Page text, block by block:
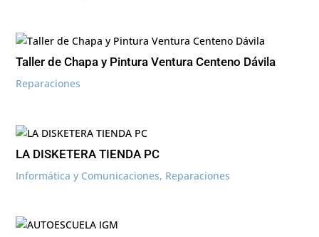
Taller de Chapa y Pintura Ventura Centeno Dávila
Reparaciones
LA DISKETERA TIENDA PC
Informática y Comunicaciones, Reparaciones